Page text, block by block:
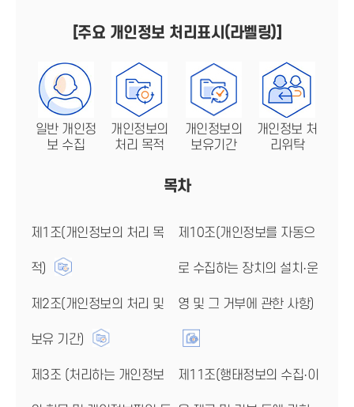
[주요 개인정보 처리표시(라벨링)]
일반 개인정
보 수집
개인정보의
처리 목적
개인정보의
보유기간
개인정보 처
리위탁
목차
제1조(개인정보의 처리 목
적)
제2조(개인정보의 처리 및
보유 기간)
제3조 (처리하는 개인정보
제10조(개인정보를 자동으
로 수집하는 장치의 설치·운
영 및 그 거부에 관한 사항)
제11조(행태정보의 수집·이